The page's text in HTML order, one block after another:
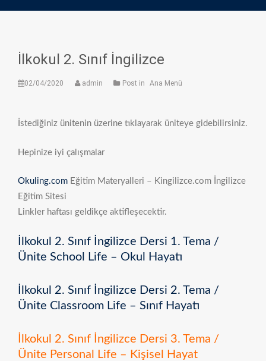
İlkokul 2. Sınıf İngilizce
02/04/2020 admin Post in Ana Menü
İstediğiniz ünitenin üzerine tıklayarak üniteye gidebilirsiniz.
Hepinize iyi çalışmalar
Okuling.com Eğitim Materyalleri – Kingilizce.com İngilizce
Eğitim Sitesi
Linkler haftası geldikçe aktifleşecektir.
İlkokul 2. Sınıf İngilizce Dersi 1. Tema /
Ünite School Life – Okul Hayatı
İlkokul 2. Sınıf İngilizce Dersi 2. Tema /
Ünite Classroom Life – Sınıf Hayatı
İlkokul 2. Sınıf İngilizce Dersi 3. Tema /
Ünite Personal Life – Kişisel Hayat